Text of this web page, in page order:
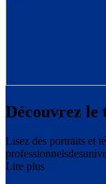
Découvrez le
Lisez des portraits et
Lire plus